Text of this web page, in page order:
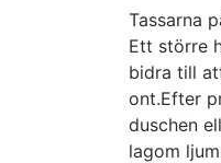
Tassarna
Ett större
bidra till
ont.Efter
duschen
lagom